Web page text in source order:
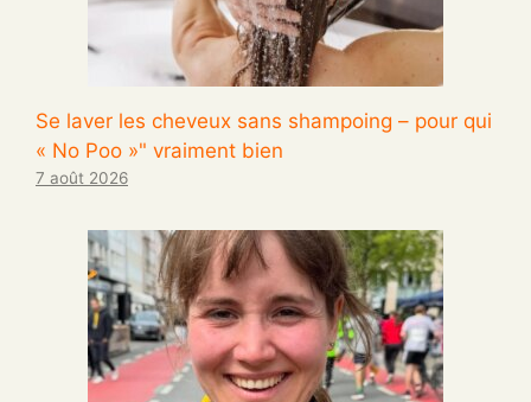
Se laver les cheveux sans shampoing – pour qui
« No Poo »" vraiment bien
7 août 2026